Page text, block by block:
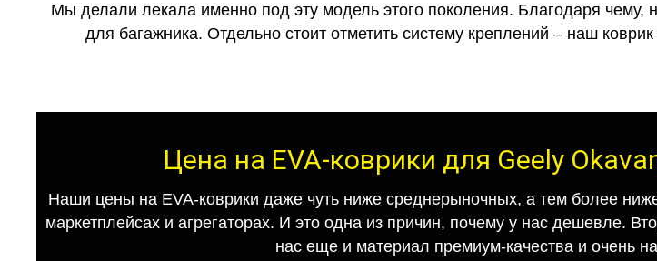
Мы делали лекала именно под эту модель этого поколения. Благодаря чему,
для багажника. Отдельно стоит отметить систему креплений – наш
Цена на EVA-коврики для Geely
Наши цены на EVA-коврики даже чуть ниже среднерыночных, а тем более
маркетплейсах и агрегаторах. И это одна из причин, почему у нас дешевле.
нас еще и материал премиум-качества и очень